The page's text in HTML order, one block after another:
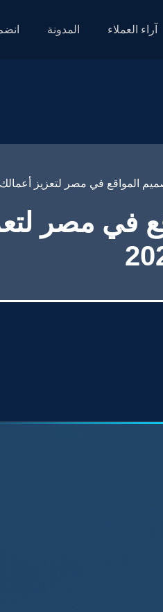
آراء العملاء المدونة
المواقع في مصر لتعزيز أعمالك في
في مصر